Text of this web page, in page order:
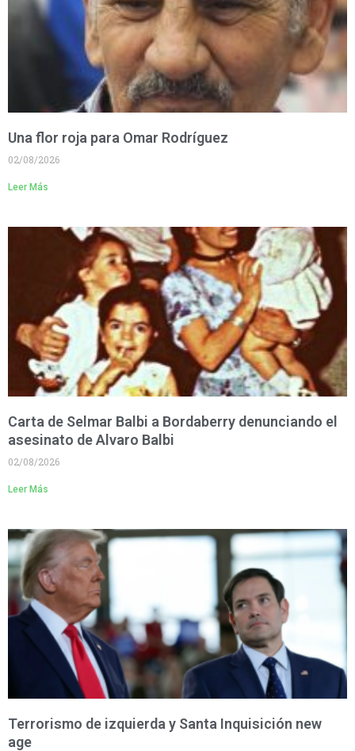
Una flor roja para Omar Rodríguez
02/08/2026
Leer Más
Carta de Selmar Balbi a Bordaberry denunciando el
asesinato de Alvaro Balbi
02/08/2026
Leer Más
Terrorismo de izquierda y Santa Inquisición new
age